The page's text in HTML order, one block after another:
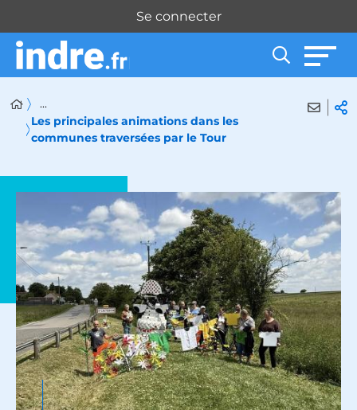
Panneau de gestion des cookies
Se connecter
...
Les principales animations dans les
communes traversées par le Tour